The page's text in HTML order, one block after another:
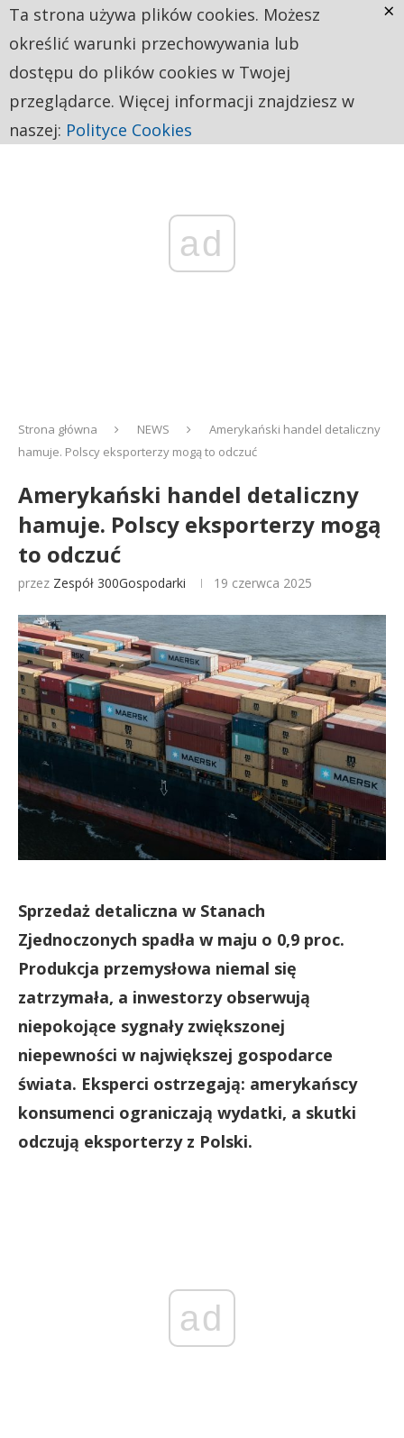
ad
Strona główna NEWS
Amerykański handel detaliczny
hamuje. Polscy eksporterzy mogą to odczuć
Amerykański handel detaliczny
hamuje. Polscy eksporterzy mogą
to odczuć
przez Zespół 300Gospodarki 19 czerwca 2025
Sprzedaż detaliczna w Stanach
Zjednoczonych spadła w maju o 0,9 proc.
Produkcja przemysłowa niemal się
zatrzymała, a inwestorzy obserwują
niepokojące sygnały zwiększonej
niepewności w największej gospodarce
świata. Eksperci ostrzegają: amerykańscy
konsumenci ograniczają wydatki, a skutki
odczują eksporterzy z Polski.
ad
Ta strona używa plików cookies. Możesz
określić warunki przechowywania lub
dostępu do plików cookies w Twojej
przeglądarce. Więcej informacji znajdziesz w
naszej: Polityce Cookies
×